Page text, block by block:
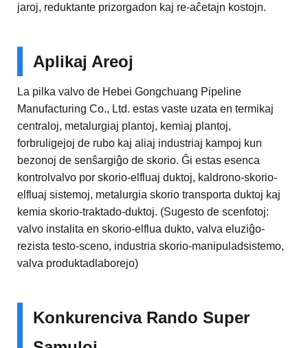
jaroj, reduktante prizorgadon kaj re-aĉetajn kostojn.
Aplikaj Areoj
La pilka valvo de Hebei Gongchuang Pipeline
Manufacturing Co., Ltd. estas vaste uzata en termikaj
centraloj, metalurgiaj plantoj, kemiaj plantoj,
forbruligejoj de rubo kaj aliaj industriaj kampoj kun
bezonoj de senŝargiĝo de skorio. Ĝi estas esenca
kontrolvalvo por skorio-elfluaj duktoj, kaldrono-skorio-
elfluaj sistemoj, metalurgia skorio transporta duktoj kaj
kemia skorio-traktado-duktoj. (Sugesto de scenfotoj:
valvo instalita en skorio-elflua dukto, valva eluziĝo-
rezista testo-sceno, industria skorio-manipuladsistemo,
valva produktadlaborejo)
Konkurenciva Rando Super